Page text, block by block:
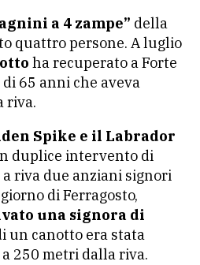
a 4 zampe” della
quattro persone. A luglio
ha recuperato a Forte
65 anni che aveva
riva.
Spike e il Labrador
duplice intervento di
riva due anziani signori
di Ferragosto,
una signora di
un canotto era stata
250 metri dalla riva.